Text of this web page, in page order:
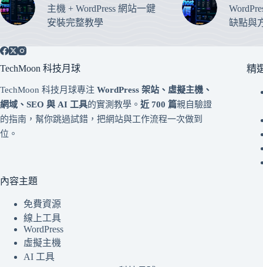
主機 + WordPress 網站一鍵
安裝完整教學
缺點與
TechMoon 科技月球
TechMoon 科技月球專注 WordPress 架站、虛擬主機、
網域、SEO 與 AI 工具的實測教學。 近 700 篇親自驗證
的指南，幫你跳過試錯，把網站與工作流程一次做到
位。
內容主題
免費資源
線上工具
WordPress
虛擬主機
AI 工具
精